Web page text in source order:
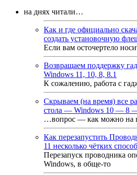
на днях читали…
Как и где официально
создать установочную
Если вам осточертело
Возвращаем поддержку
Windows 11, 10, 8, 8.1
К сожалению, работа с
Скрываем (на время) все
стола — Windows 10 — 8
…вопрос — как можно на
Как перезапустить
11 несколько чётких
Перезапуск проводника
Windows, в обще-то